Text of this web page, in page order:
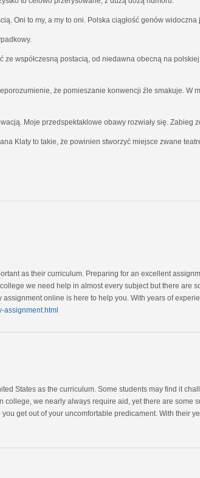
Oni to my, a my to oni. Polska ciągłość genów widoczna
współczesną postacią, od niedawna obecną na
że pomieszanie konwencji źle smakuje.
Moje przedspektaklowe obawy rozwiały się. Zabieg
Klaty to takie, że powinien stworzyć miejsce zwane
as their curriculum. Preparing for an excellent
we need help in almost every subject but there are
online is here to help you. With years of
assignment.html
States as the curriculum. Some students may find it
we nearly always require aid, yet there are some
get out of your uncomfortable predicament. With their